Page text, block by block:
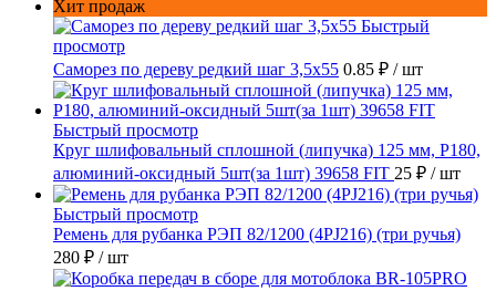
Хит продаж
Быстрый
просмотр
Саморез по дереву редкий шаг 3,5х55 0.85 ₽ / шт
Быстрый просмотр
Круг шлифовальный сплошной (липучка) 125 мм, Р180,
алюминий-оксидный 5шт(за 1шт) 39658 FIT 25 ₽ / шт
Быстрый просмотр
Ремень для рубанка РЭП 82/1200 (4PJ216) (три ручья)
280 ₽ / шт